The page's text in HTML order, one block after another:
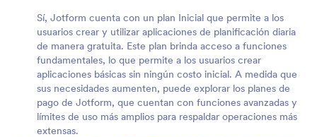
Para Equipos
Sí, Jotform cuenta con un plan Inicial que permite a los
usuarios crear y utilizar aplicaciones de planificación diaria
de manera gratuita. Este plan brinda acceso a funciones
fundamentales, lo que permite a los usuarios crear
aplicaciones básicas sin ningún costo inicial. A medida que
sus necesidades aumenten, puede explorar los planes de
pago de Jotform, que cuentan con funciones avanzadas y
límites de uso más amplios para respaldar operaciones más
extensas.